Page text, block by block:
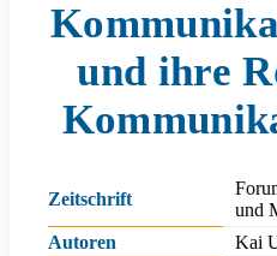
und ihre
Zeitschrift
und
Autoren
Kai